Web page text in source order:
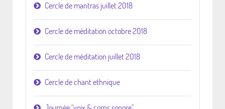
Cercle de mantras juillet 2018
Cercle de méditation octobre 2018
Cercle de méditation juillet 2018
Cercle de chant ethnique